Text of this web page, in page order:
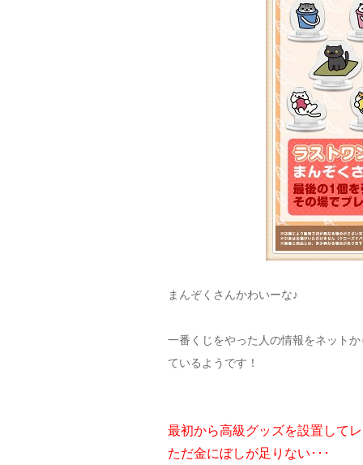
まんぞくさんかわいーな♪
一番くじをやった人の情報をネット
ているようです！
最初から高級グッズを設置して
ただ金にぼしが足りない･･･